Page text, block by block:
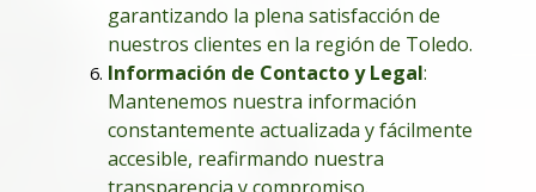
garantizando la plena satisfacción de
nuestros clientes en la región de Toledo.
Información de Contacto y Legal:
Mantenemos nuestra información
constantemente actualizada y fácilmente
accesible, reafirmando nuestra